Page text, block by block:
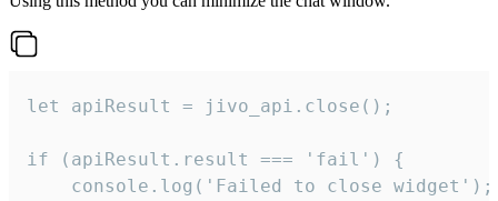
let apiResult = jivo_api.close();
if (apiResult.result === 'fail') {
    console.log('Failed to close widget');